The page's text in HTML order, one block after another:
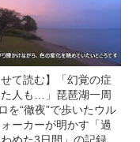
て読む】「幻覚の症
人も…」琵琶湖一周
を“徹夜”で歩いたウル
ーカーが明かす「過